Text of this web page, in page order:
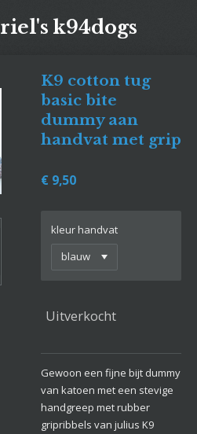
k94dogs
K9 cotton tug
basic bite
dummy aan
handvat met grip
€ 9,50
kleur handvat
Uitverkocht
Gewoon een fijne bijt dummy
van katoen met een stevige
handgreep met rubber
gripribbels van julius K9